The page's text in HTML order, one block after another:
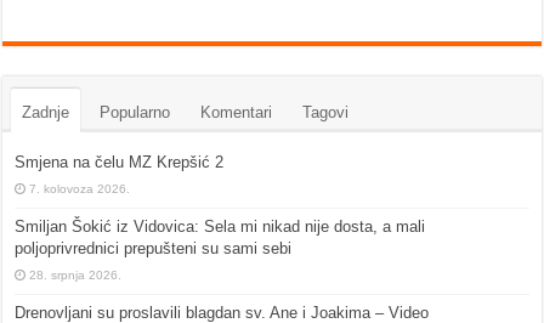
Zadnje Popularno Komentari Tagovi
Smjena na čelu MZ Krepšić 2
7. kolovoza 2026.
Smiljan Šokić iz Vidovica: Sela mi nikad nije dosta, a mali
poljoprivrednici prepušteni su sami sebi
28. srpnja 2026.
Drenovljani su proslavili blagdan sv. Ane i Joakima – Video